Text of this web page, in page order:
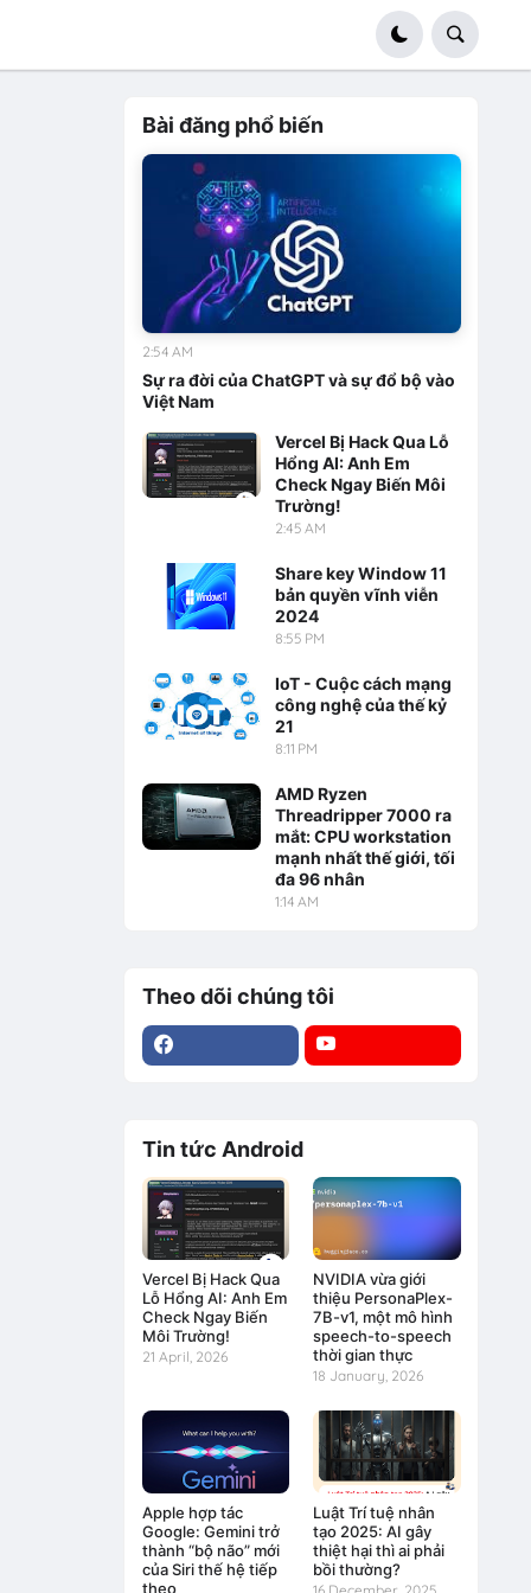
Bài đăng phổ biến
Sự ra đời của ChatGPT và sự đổ bộ vào
Việt Nam
2:54 AM
Vercel Bị Hack Qua Lỗ
Hổng AI: Anh Em
Check Ngay Biến Môi
Trường!
2:45 AM
Share key Window 11
bản quyền vĩnh viễn
2024
8:55 PM
IoT - Cuộc cách mạng
công nghệ của thế kỷ
21
8:11 PM
AMD Ryzen
Threadripper 7000 ra
mắt: CPU workstation
mạnh nhất thế giới, tối
đa 96 nhân
1:14 AM
Theo dõi chúng tôi
Tin tức Android
Vercel Bị Hack Qua
Lỗ Hổng AI: Anh Em
Check Ngay Biến
Môi Trường!
21 April, 2026
NVIDIA vừa giới
thiệu PersonaPlex-
7B-v1, một mô hình
speech-to-speech
thời gian thực
18 January, 2026
Apple hợp tác
Google: Gemini trở
thành “bộ não” mới
của Siri thế hệ tiếp
theo
Luật Trí tuệ nhân
tạo 2025: AI gây
thiệt hại thì ai phải
bồi thường?